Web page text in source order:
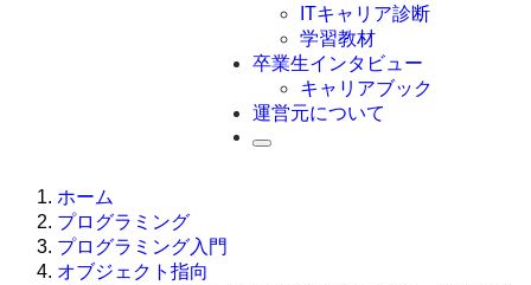
ITキャリア診断
学習教材
卒業生インタビュー
キャリアブック
運営元について
ホーム
プログラミング
プログラミング入門
オブジェクト指向